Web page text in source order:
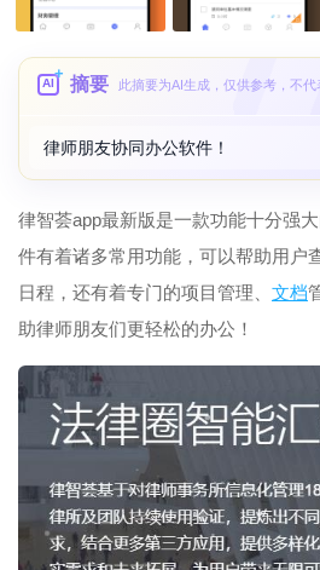
AI 摘要 此摘要为AI生成，仅供参考，不代
律师朋友协同办公软件！
律智荟app最新版是一款功能十分强
件有着诸多常用功能，可以帮助用户
日程，还有着专门的项目管理、 文档
助律师朋友们更轻松的办公！